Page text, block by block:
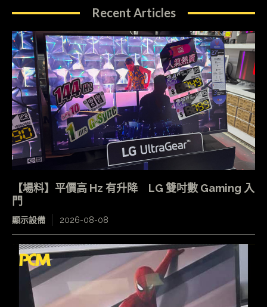
Recent Articles
【場料】平價高 Hz 有升降 LG 雙吋數 Gaming 入
門
顯示設備 2026-08-08